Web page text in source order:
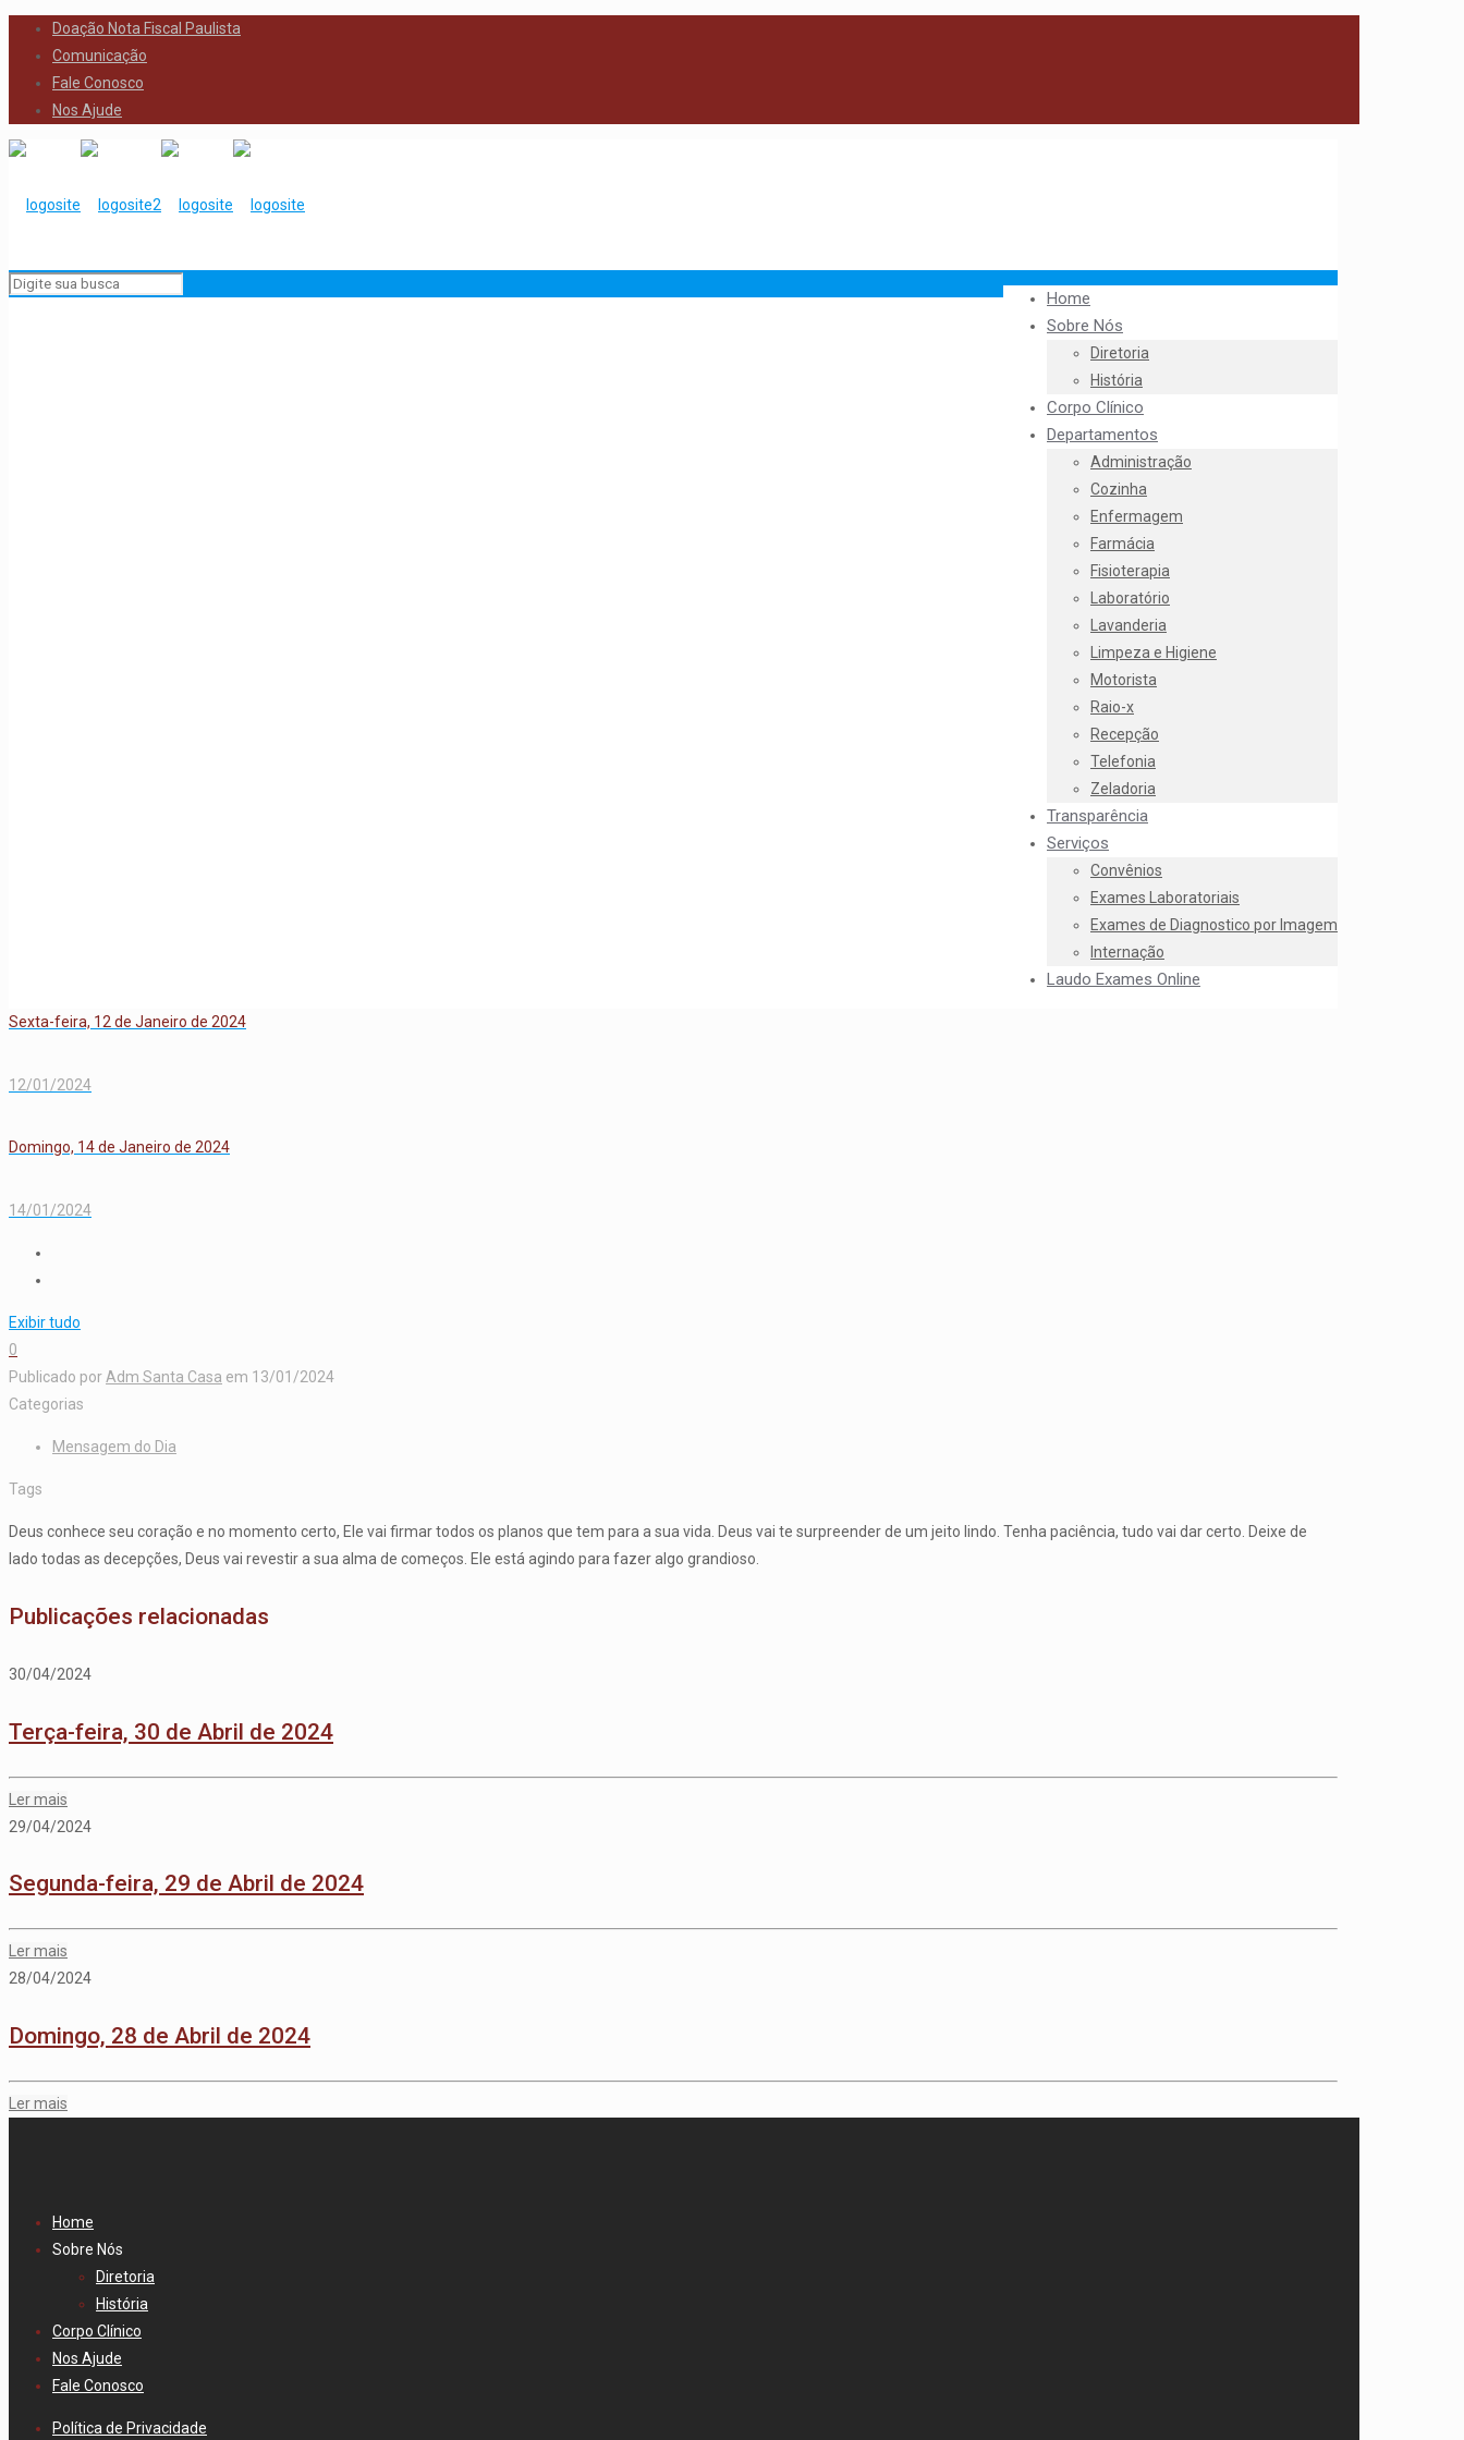
Doação Nota Fiscal Paulista
Comunicação
Fale Conosco
Nos Ajude
Home
Sobre Nós
Diretoria
História
Corpo Clínico
Departamentos
Administração
Cozinha
Enfermagem
Farmácia
Fisioterapia
Laboratório
Lavanderia
Limpeza e Higiene
Motorista
Raio-x
Recepção
Telefonia
Zeladoria
Transparência
Serviços
Convênios
Exames Laboratoriais
Exames de Diagnostico por Imagem
Internação
Laudo Exames Online
Sexta-feira, 12 de Janeiro de 2024
12/01/2024
Domingo, 14 de Janeiro de 2024
14/01/2024
Exibir tudo
0
Publicado por Adm Santa Casa em 13/01/2024
Categorias
Mensagem do Dia
Tags
Deus conhece seu coração e no momento certo, Ele vai firmar todos os planos que tem para a sua vida. Deus vai te surpreender de um jeito lindo. Tenha paciência, tudo vai dar certo. Deixe de
lado todas as decepções, Deus vai revestir a sua alma de começos. Ele está agindo para fazer algo grandioso.
Publicações relacionadas
30/04/2024
Terça-feira, 30 de Abril de 2024
Ler mais
29/04/2024
Segunda-feira, 29 de Abril de 2024
Ler mais
28/04/2024
Domingo, 28 de Abril de 2024
Ler mais
Home
Sobre Nós
Diretoria
História
Corpo Clínico
Nos Ajude
Fale Conosco
Política de Privacidade